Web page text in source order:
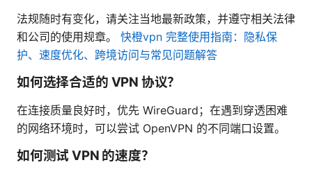
法规随时有变化，请关注当地最新政策，并遵守相关法律
和公司的使用规章。 快橙vpn 完整使用指南：隐私保
护、速度优化、跨境访问与常见问题解答
如何选择合适的 VPN 协议？
在连接质量良好时，优先 WireGuard；在遇到穿透困难
的网络环境时，可以尝试 OpenVPN 的不同端口设置。
如何测试 VPN 的速度？